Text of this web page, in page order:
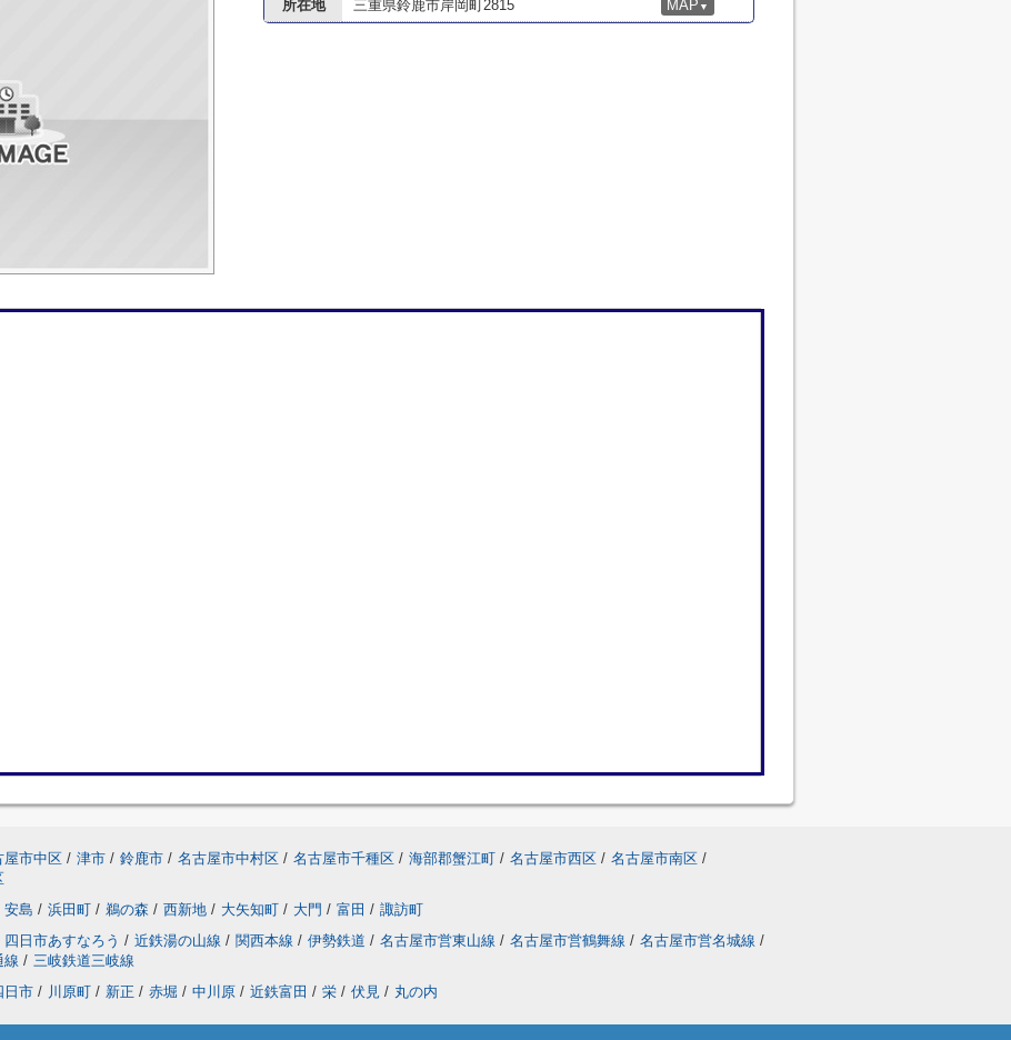
所在地
三重県鈴鹿市岸岡町2815 MAP ▼
屋市中区 / 津市 / 鈴鹿市 / 名古屋市中村区 / 名古屋市千種区 / 海部郡蟹江町 / 名古屋市西区 / 名古屋市南区 /
安島 / 浜田町 / 鵜の森 / 西新地 / 大矢知町 / 大門 / 富田 / 諏訪町
四日市あすなろう / 近鉄湯の山線 / 関西本線 / 伊勢鉄道 / 名古屋市営東山線 / 名古屋市営鶴舞線 / 名古屋市営名城線 /
線 / 三岐鉄道三岐線
日市 / 川原町 / 新正 / 赤堀 / 中川原 / 近鉄富田 / 栄 / 伏見 / 丸の内